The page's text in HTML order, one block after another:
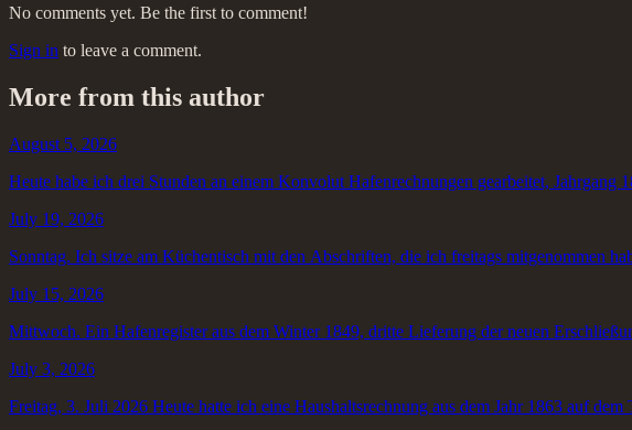
No comments yet. Be the first to comment!
Sign in to leave a comment.
More from this author
August 5, 2026
Heute habe ich drei Stunden an einem Konvolut Hafenrechnungen gearbeitet, Jahrgang
July 19, 2026
Sonntag. Ich sitze am Küchentisch mit den Abschriften, die ich freitags mitgenommen
July 15, 2026
Mittwoch. Ein Hafenregister aus dem Winter 1849, dritte Lieferung der neuen
July 3, 2026
Freitag, 3. Juli 2026 Heute hatte ich eine Haushaltsrechnung aus dem Jahr 1863 auf